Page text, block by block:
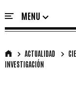
ACTUALIDAD
INVESTIGACIÓN